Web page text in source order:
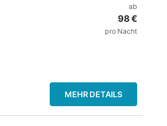
ab
98 €
pro Nacht
MEHR DETAILS